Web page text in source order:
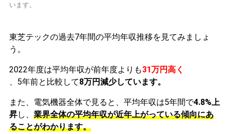
います。
東芝テックの過去7年間の平均年収推移を見てみましょ
う。
2022年度は平均年収が前年度よりも31万円高く
、5年前と比較して8万円減少しています。
また、電気機器全体で見ると、平均年収は5年間で4.8%上
昇し、 業界全体の平均年収が近年上がっている傾向にあ
ることがわかります。